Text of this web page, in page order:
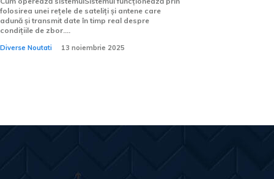
folosirea unei rețele de sateliți și antene care
adună și transmit date în timp real despre
condițiile de zbor....
Diverse Noutati 13 noiembrie 2025